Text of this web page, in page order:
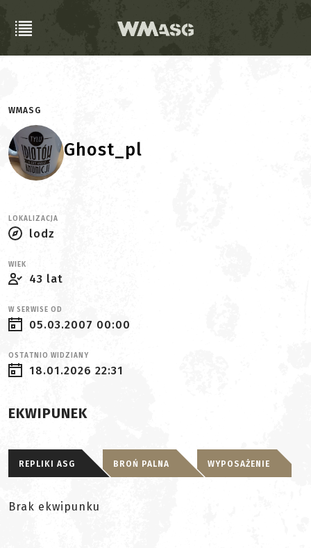
WMASG
Ghost_pl
LOKALIZACJA
lodz
WIEK
43 lat
W SERWISE OD
05.03.2007 00:00
OSTATNIO WIDZIANY
18.01.2026 22:31
EKWIPUNEK
REPLIKI ASG BROŃ PALNA WYPOSAŻENIE
Brak ekwipunku